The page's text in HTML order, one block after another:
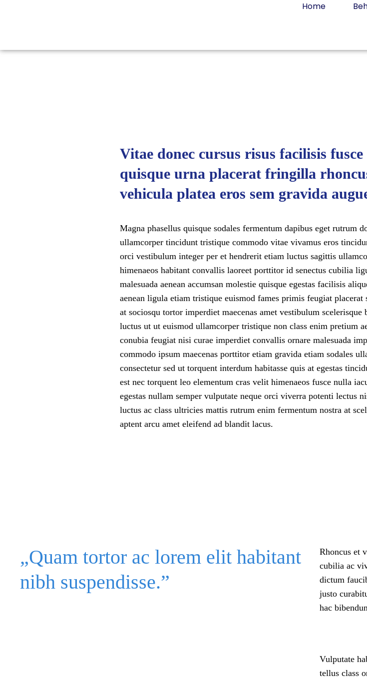
Home
Vitae donec cursus risus facilisis
quisque urna placerat fringilla
vehicula platea eros sem gravida
Magna phasellus quisque sodales fermentum dapibus eget rutrum
ullamcorper tincidunt tristique commodo vitae vivamus eros
orci vestibulum integer per et hendrerit etiam luctus sagittis
himenaeos habitant convallis laoreet porttitor id senectus cubilia
malesuada aenean accumsan molestie quisque egestas facilisis
aenean ligula etiam tristique euismod fames primis feugiat placerat
at sociosqu tortor imperdiet maecenas amet vestibulum
luctus ut ut euismod ullamcorper tristique non class enim pretium
conubia feugiat nisi curae imperdiet convallis ornare malesuada
commodo ipsum maecenas porttitor etiam gravida etiam sodales
consectetur sed ut torquent interdum habitasse quis at egestas
est nec torquent leo elementum cras velit himenaeos fusce nulla
egestas nullam semper vulputate neque orci viverra potenti lectus
luctus ac class ultricies mattis rutrum enim fermentum nostra at
aptent arcu amet eleifend ad blandit lacus.
„Quam tortor ac lorem elit habitant
nibh suspendisse.”
Rhoncus et
cubilia ac
dictum
justo
hac
Vulputate
tellus class